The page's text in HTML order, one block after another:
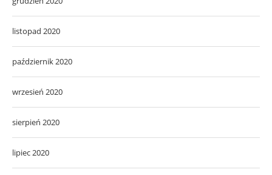
listopad 2020
październik 2020
wrzesień 2020
sierpień 2020
lipiec 2020